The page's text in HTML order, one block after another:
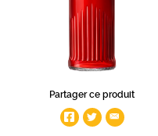
Partager ce produit